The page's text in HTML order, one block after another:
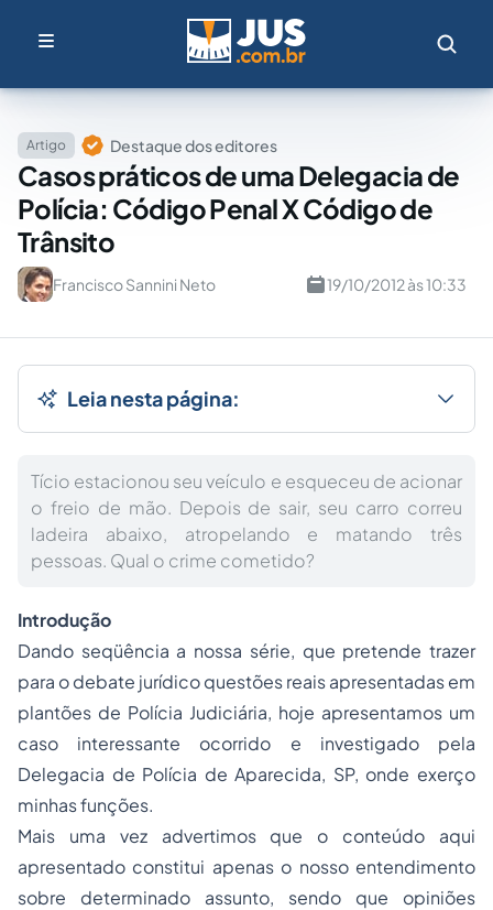
Artigo Destaque dos editores
Casos práticos de uma Delegacia de
Polícia: Código Penal X Código de
Trânsito
Francisco Sannini Neto 19/10/2012 às 10:33
Leia nesta página:
Tício estacionou seu veículo e esqueceu de acionar
o freio de mão. Depois de sair, seu carro correu
ladeira abaixo, atropelando e matando três
pessoas. Qual o crime cometido?
Introdução
Dando seqüência a nossa série, que pretende trazer
para o debate jurídico questões reais apresentadas em
plantões de Polícia Judiciária, hoje apresentamos um
caso interessante ocorrido e investigado pela
Delegacia de Polícia de Aparecida, SP, onde exerço
minhas funções.
Mais uma vez advertimos que o conteúdo aqui
apresentado constitui apenas o nosso entendimento
sobre determinado assunto, sendo que opiniões